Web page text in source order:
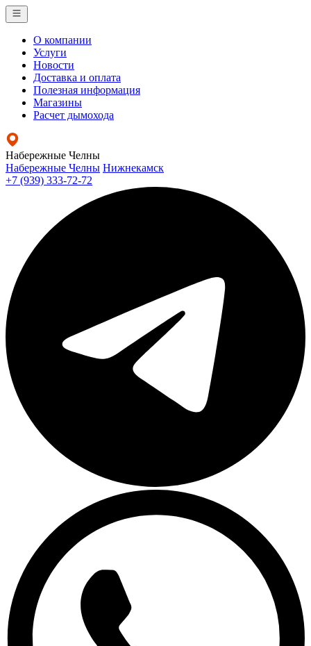
О компании
Услуги
Новости
Доставка и оплата
Полезная информация
Магазины
Расчет дымохода
Набережные Челны
Набережные Челны Нижнекамск
+7 (939) 333-72-72